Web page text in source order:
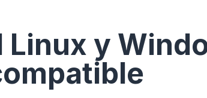
y